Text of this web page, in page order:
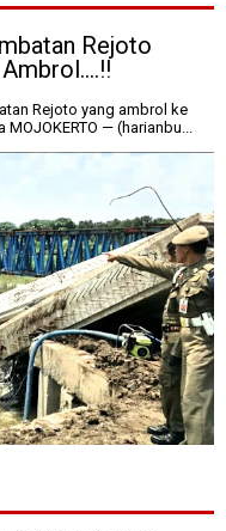
Rejoto
Rejoto yang ambrol ke
— (harianbu...